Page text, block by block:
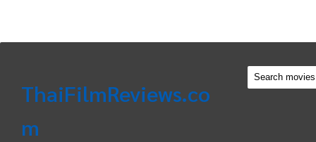
ThaiFilmReviews.co
m